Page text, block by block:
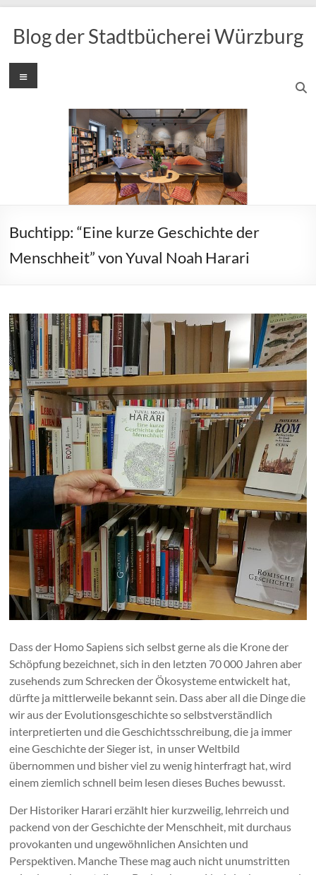
Inhalt
springen
Blog der Stadtbücherei Würzburg
Menü
Buchtipp: “Eine kurze Geschichte der
Menschheit” von Yuval Noah Harari
Dass der Homo Sapiens sich selbst gerne als die Krone der
Schöpfung bezeichnet, sich in den letzten 70 000 Jahren aber
zusehends zum Schrecken der Ökosysteme entwickelt hat,
dürfte ja mittlerweile bekannt sein. Dass aber all die Dinge die
wir aus der Evolutionsgeschichte so selbstverständlich
interpretierten und die Geschichtsschreibung, die ja immer
eine Geschichte der Sieger ist, in unser Weltbild
übernommen und bisher viel zu wenig hinterfragt hat, wird
einem ziemlich schnell beim lesen dieses Buches bewusst.
Der Historiker Harari erzählt hier kurzweilig, lehrreich und
packend von der Geschichte der Menschheit, mit durchaus
provokanten und ungewöhnlichen Ansichten und
Perspektiven. Manche These mag auch nicht unumstritten